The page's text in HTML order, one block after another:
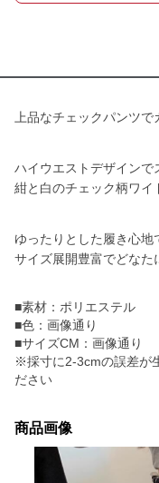
上品なチェックパンツ
ハイウエストデザイン
紺と白のチェック柄ワイ
ゆったりとした履き心地
サイズ展開豊富でどなた
■素材：ポリエステル
■色：画像通り
■サイズCM：画像通り
※採寸に2-3cmの誤差が
ださい
商品画像